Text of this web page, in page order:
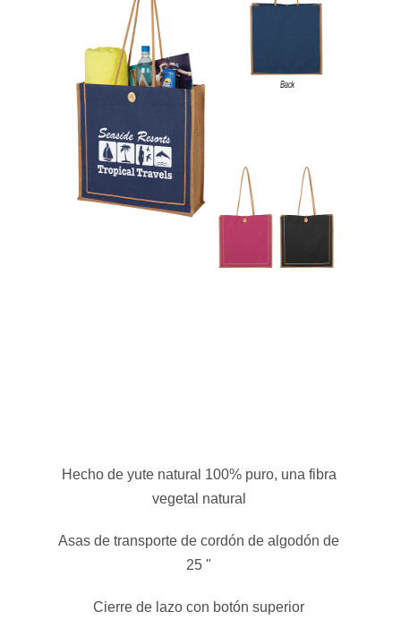
Hecho de yute natural 100% puro, una fibra
vegetal natural
Asas de transporte de cordón de algodón de
25 "
Cierre de lazo con botón superior